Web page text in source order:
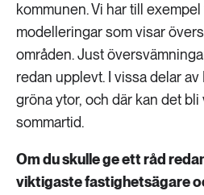
kommunen. Vi har till
modelleringar som visar
områden. Just
redan upplevt. I vissa delar
gröna ytor, och där kan det bli
sommartid.
Om du skulle ge ett råd
viktigaste fastighetsägare